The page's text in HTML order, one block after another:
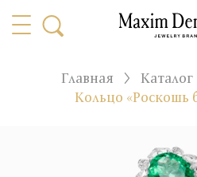
Главная Каталог
Кольцо «Роскошь